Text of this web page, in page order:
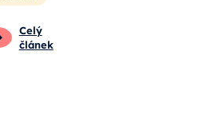
Celý
článek